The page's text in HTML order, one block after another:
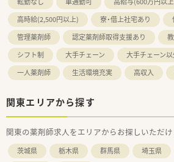
高時給(2,500円以上)
寮・借上社宅あり
管理薬剤師
認定薬剤師取得支援あり
シフト制
大手チェーン 大手チェーン
一人薬剤師
生活環境充実 高収入
関東エリアから探す
関東の薬剤師求人をエリアからお探しいただけ
茨城県 栃木県 群馬県 埼玉県